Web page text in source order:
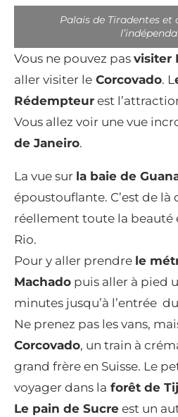
Palais de Tiradentes et
Vous ne pouvez pas visiter
aller visiter le Corcovado. L
Rédempteur est
Vous allez voir une vue
de Janeiro.
La vue sur la baie de
époustouflante. C’est de là
réellement toute la beauté
Rio.
Pour y aller prendre le
Machado puis aller à pied
minutes jusqu’à l’entrée
Ne prenez pas les vans,
Corcovado, un train à
grand frère en Suisse. Le
voyager dans la forêt de
Le pain de Sucre est un